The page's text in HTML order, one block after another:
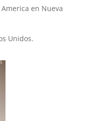
en Nueva
Unidos.